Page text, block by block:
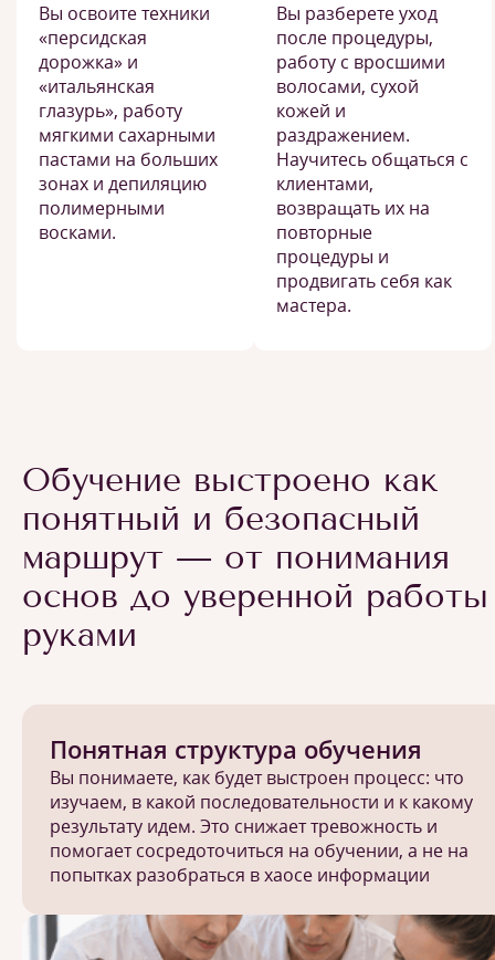
Вы освоите техники
«персидская
дорожка» и
«итальянская
глазурь», работу
мягкими сахарными
пастами на больших
зонах и депиляцию
полимерными
восками.
Вы разберете уход
после процедуры,
работу с вросшими
волосами, сухой
кожей и
раздражением.
Научитесь общаться с
клиентами,
возвращать их на
повторные
процедуры и
продвигать себя как
мастера.
Обучение выстроено как
понятный и безопасный
маршрут — от понимания
основ до уверенной работы
руками
Понятная структура обучения
Вы понимаете, как будет выстроен процесс: что
изучаем, в какой последовательности и к какому
результату идем. Это снижает тревожность и
помогает сосредоточиться на обучении, а не на
попытках разобраться в хаосе информации